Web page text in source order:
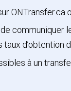
ONTransfer.ca
d’obtention
à un